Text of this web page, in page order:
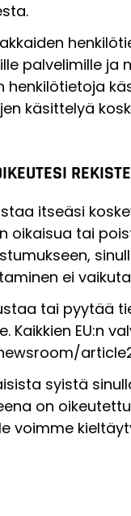
palvelimille ja
henkilötietoja
käsittelyä
itseäsi
oikaisua tai
ei
tai pyytää
Kaikkien EU:n
syistä
on
voimme